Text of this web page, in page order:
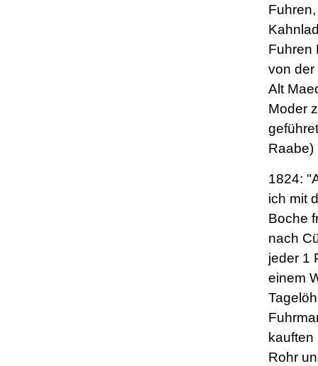
Fuhren
von
Alt
Moder
Raabe)
1824:
ich mit
Boche
nach
jeder 1
einem
kauften
Rohr